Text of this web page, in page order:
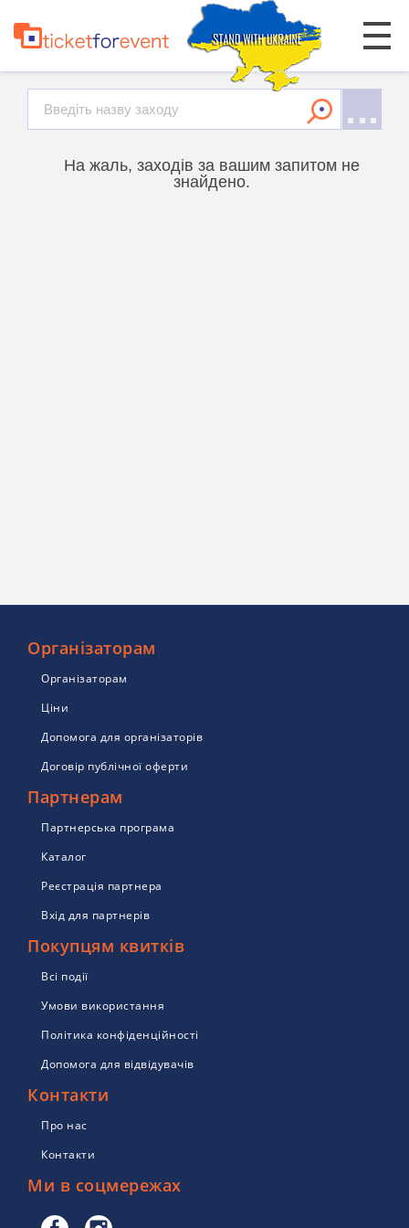
На жаль, заходів за вашим запитом не
знайдено.
Організаторам
Організаторам
Ціни
Допомога для організаторів
Договір публічної оферти
Партнерам
Партнерська програма
Каталог
Реєстрація партнера
Вхід для партнерів
Покупцям квитків
Всі події
Умови використання
Політика конфіденційності
Допомога для відвідувачів
Контакти
Про нас
Контакти
Ми в соцмережах